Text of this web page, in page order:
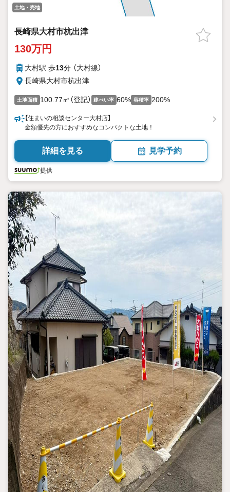
土地・売地
長崎県大村市杭出津
130万円
大村駅 歩13分 （大村線）
長崎県大村市杭出津
土地面積 100.77㎡（登記） 建ぺい率 60% 容積率 200%
【住まいの相談センター大村店】
金額優先の方におすすめなコンパクトな土地！
詳細を見る 見学予約
提供